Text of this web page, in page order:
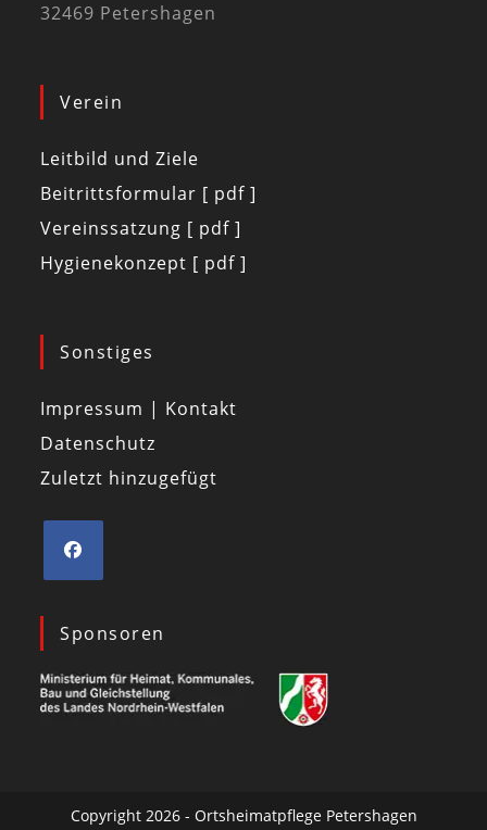
32469 Petershagen
Verein
Leitbild und Ziele
Beitrittsformular [ pdf ]
Vereinssatzung [ pdf ]
Hygienekonzept [ pdf ]
Sonstiges
Impressum | Kontakt
Datenschutz
Zuletzt hinzugefügt
Sponsoren
Copyright 2026 - Ortsheimatpflege Petershagen